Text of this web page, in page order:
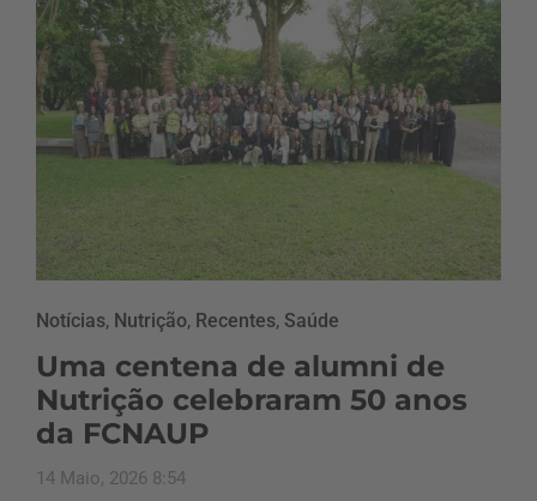
Notícias, Nutrição, Recentes, Saúde
Uma centena de alumni de
Nutrição celebraram 50 anos
da FCNAUP
14 Maio, 2026 8:54